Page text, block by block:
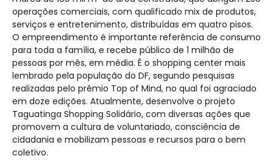
operações comerciais, com qualificado mix de produtos,
serviços e entretenimento, distribuídas em quatro pisos.
O empreendimento é importante referência de consumo
para toda a família, e recebe público de 1 milhão de
pessoas por mês, em média. É o shopping center mais
lembrado pela população do DF, segundo pesquisas
realizadas pelo prêmio Top of Mind, no qual foi agraciado
em doze edições. Atualmente, desenvolve o projeto
Taguatinga Shopping Solidário, com diversas ações que
promovem a cultura de voluntariado, consciência de
cidadania e mobilizam pessoas e recursos para o bem
coletivo.